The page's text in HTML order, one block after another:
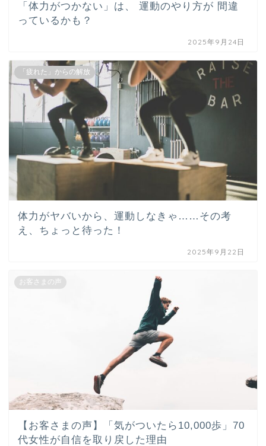
「体力がつかない」は、 運動のやり方が 間違
っているかも？
2025年9月24日
「疲れた」からの解放
体力がヤバいから、運動しなきゃ……その考
え、ちょっと待った！
2025年9月22日
お客さまの声
【お客さまの声】「気がついたら10,000歩」70
代女性が自信を取り戻した理由